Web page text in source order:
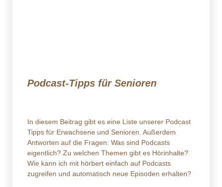
Podcast-Tipps für Senioren
In diesem Beitrag gibt es eine Liste unserer Podcast
Tipps für Erwachsene und Senioren. Außerdem
Antworten auf die Fragen: Was sind Podcasts
eigentlich? Zu welchen Themen gibt es Hörinhalte?
Wie kann ich mit hörbert einfach auf Podcasts
zugreifen und automatisch neue Episoden erhalten?